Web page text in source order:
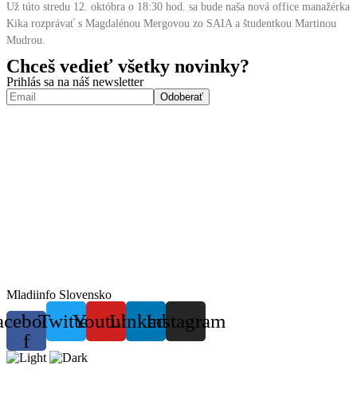
Už túto stredu 12. októbra o 18:30 hod. sa bude naša nová office manažérka
Kika rozprávať s Magdalénou Mergovou zo SAIA a študentkou Martinou
Mudrou.
Chceš vedieť všetky novinky?
Prihlás sa na náš newsletter
Mladiinfo Slovensko
f
TwitterYoutubeLinkedinInstagram